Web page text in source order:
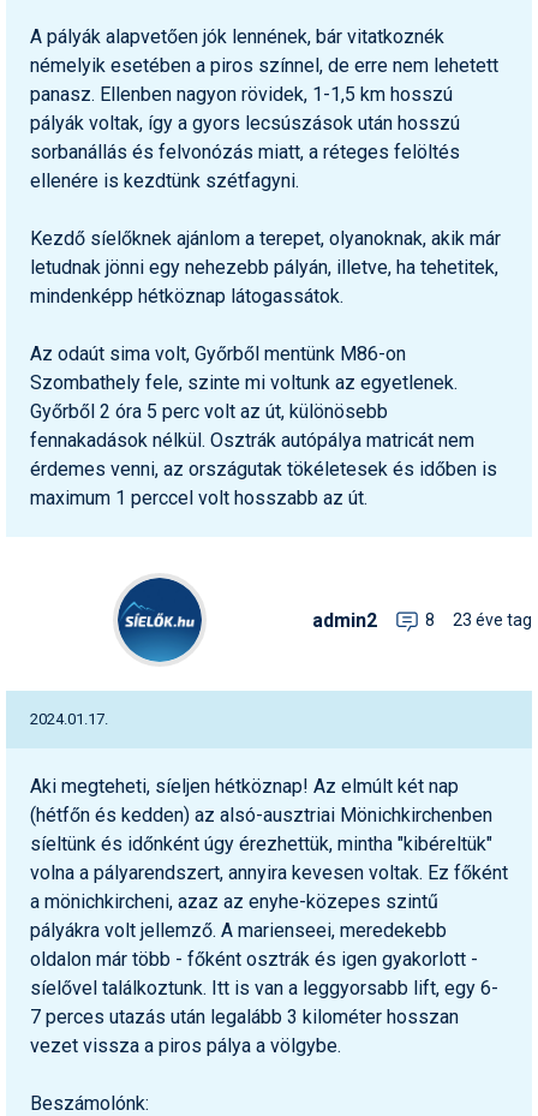
A pályák alapvetően jók lennének, bár vitatkoznék
némelyik esetében a piros színnel, de erre nem lehetett
panasz. Ellenben nagyon rövidek, 1-1,5 km hosszú
pályák voltak, így a gyors lecsúszások után hosszú
sorbanállás és felvonózás miatt, a réteges felöltés
ellenére is kezdtünk szétfagyni.
Kezdő síelőknek ajánlom a terepet, olyanoknak, akik már
letudnak jönni egy nehezebb pályán, illetve, ha tehetitek,
mindenképp hétköznap látogassátok.
Az odaút sima volt, Győrből mentünk M86-on
Szombathely fele, szinte mi voltunk az egyetlenek.
Győrből 2 óra 5 perc volt az út, különösebb
fennakadások nélkül. Osztrák autópálya matricát nem
érdemes venni, az országutak tökéletesek és időben is
maximum 1 perccel volt hosszabb az út.
admin2 8 23 éve tag
2024.01.17.
Aki megteheti, síeljen hétköznap! Az elmúlt két nap
(hétfőn és kedden) az alsó-ausztriai Mönichkirchenben
síeltünk és időnként úgy érezhettük, mintha "kibéreltük"
volna a pályarendszert, annyira kevesen voltak. Ez főként
a mönichkircheni, azaz az enyhe-közepes szintű
pályákra volt jellemző. A marienseei, meredekebb
oldalon már több - főként osztrák és igen gyakorlott -
síelővel találkoztunk. Itt is van a leggyorsabb lift, egy 6-
7 perces utazás után legalább 3 kilométer hosszan
vezet vissza a piros pálya a völgybe.
Beszámolónk: